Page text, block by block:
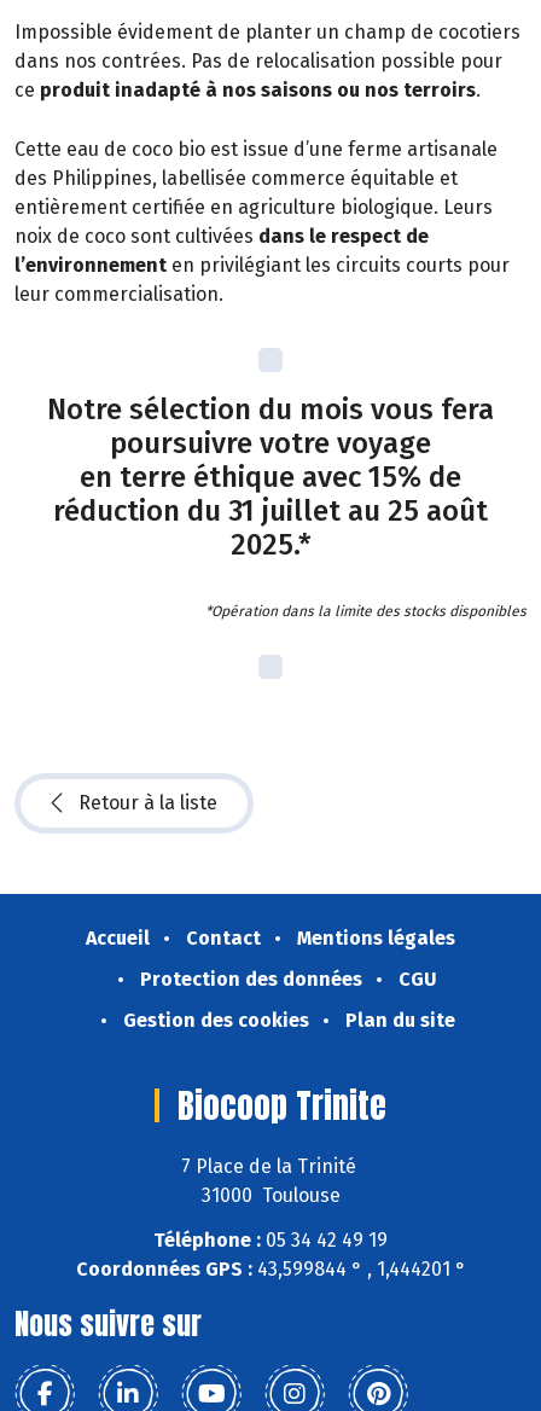
Impossible évidement de planter un champ de cocotiers
dans nos contrées. Pas de relocalisation possible pour
ce produit inadapté à nos saisons ou nos terroirs.
Cette eau de coco bio est issue d’une ferme artisanale
des Philippines, labellisée commerce équitable et
entièrement certifiée en agriculture biologique. Leurs
noix de coco sont cultivées dans le respect de
l’environnement en privilégiant les circuits courts pour
leur commercialisation.
Notre sélection du mois vous fera
poursuivre votre voyage
en terre éthique avec 15% de
réduction du 31 juillet au 25 août
2025.*
*Opération dans la limite des stocks disponibles
Retour à la liste
Accueil Contact
Mentions légales
Protection des données
CGU
Gestion des cookies
Plan du site
Biocoop Trinite
7 Place de la Trinité
31000 Toulouse
Téléphone : 05 34 42 49 19
Coordonnées GPS :43,599844 ° , 1,444201 °
Nous suivre sur